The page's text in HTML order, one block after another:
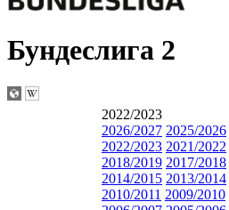
Бундеслига 2
2022/2023
2026/2027 2025/2026
2022/2023 2021/2022
2018/2019 2017/2018
2014/2015 2013/2014
2010/2011 2009/2010